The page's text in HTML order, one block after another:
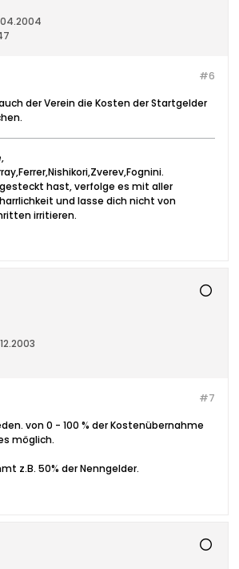
#6
der Verein die Kosten der Startgelder
hast, verfolge es mit aller
und lasse dich nicht von
irritieren.
#7
von 0 - 100 % der Kostenübernahme
möglich.
z.B. 50% der Nenngelder.